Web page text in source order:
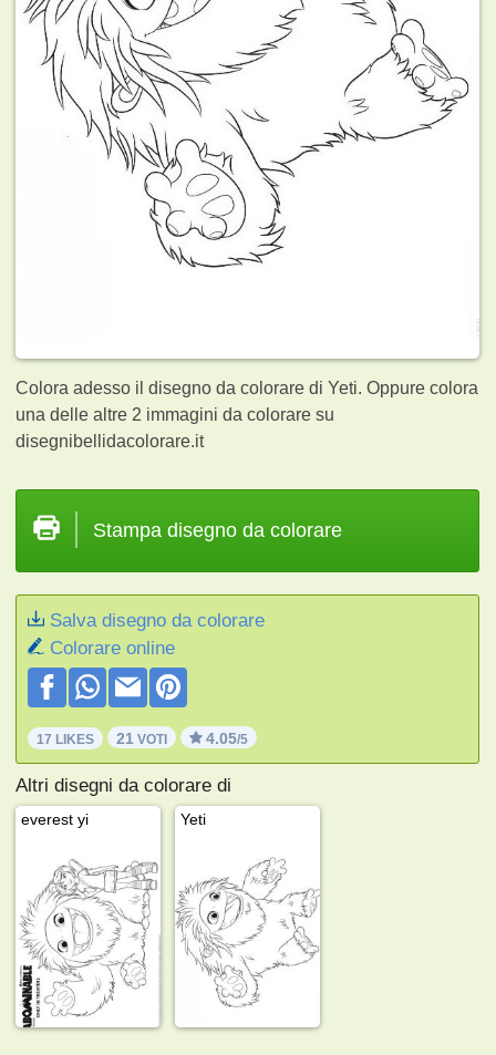
Colora adesso il disegno da colorare di Yeti. Oppure colora
una delle altre 2 immagini da colorare su
disegnibellidacolorare.it
Stampa disegno da colorare
Salva disegno da colorare
Colorare online
17 LIKES 21 VOTI 4.05/5
Altri disegni da colorare di
everest yi Yeti